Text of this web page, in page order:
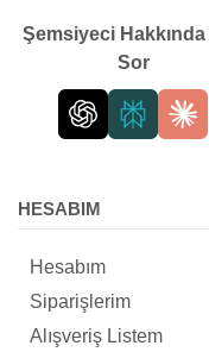
Şemsiyeci Hakkında
Sor
HESABIM
Hesabım
Siparişlerim
Alışveriş Listem